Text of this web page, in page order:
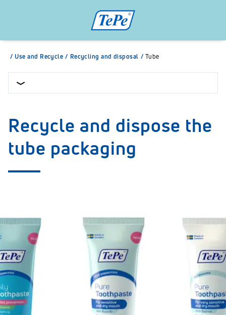
/ Use and Recycle / Recycling and disposal / Tube
Recycle and dispose the
tube packaging